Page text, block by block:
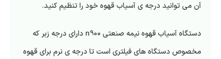
آن می توانید درجه ی آسیاب قهوه خود را تنظیم کنید.
دستگاه آسیاب قهوه نیمه صنعتی n900 دارای درجه زبر که
مخصوص دستگاه های فیلتری است تا درجه ی نرم برای قهوه